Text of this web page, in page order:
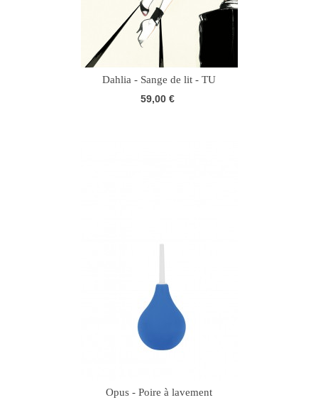
Dahlia - Sange de lit - TU
59,00 €
Opus - Poire à lavement